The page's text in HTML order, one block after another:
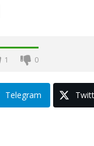
1 0
Telegram